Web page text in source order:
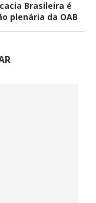
Brasileira é
plenária da OAB